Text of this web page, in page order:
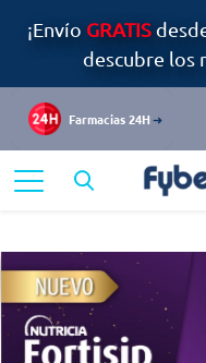
¡Envío GRATIS
descubre los
Farmacias 24H